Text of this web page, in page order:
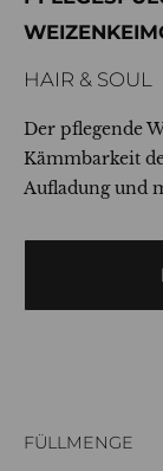
HAIR & SOUL
Der pflegende
Kämmbarkeit
Aufladung und
FÜLLMENGE